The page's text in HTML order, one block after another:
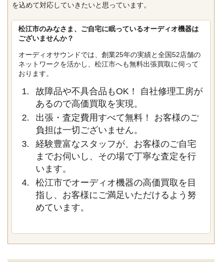
を込めて対応していきたいと思っています。
松江市のみなさま、ご自宅に眠っているオーディオ機器は
ございませんか？
オーディオサウンドでは、創業25年の実績と全国52店舗の
ネットワークを活かし、松江市へも無料出張買取に伺って
おります。
故障品や不具合品もOK！ 自社修理工房が
あるので高価買取を実現。
出張・査定費用すべて無料！ お客様のご
負担は一切ございません。
経験豊富なスタッフが、お客様のご自宅
までお伺いし、その場で丁寧な査定を行
います。
松江市でオーディオ機器の高価買取を目
指し、お客様にご満足いただけるよう努
めています。